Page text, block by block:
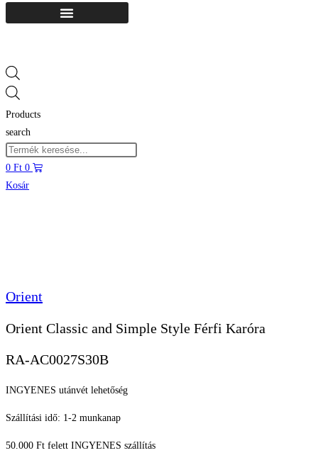
Products
search
0 Ft 0
Kosár
Orient
Orient Classic and Simple Style Férfi Karóra
RA-AC0027S30B
INGYENES utánvét lehetőség
Szállítási idő: 1-2 munkanap
50.000 Ft felett INGYENES szállítás